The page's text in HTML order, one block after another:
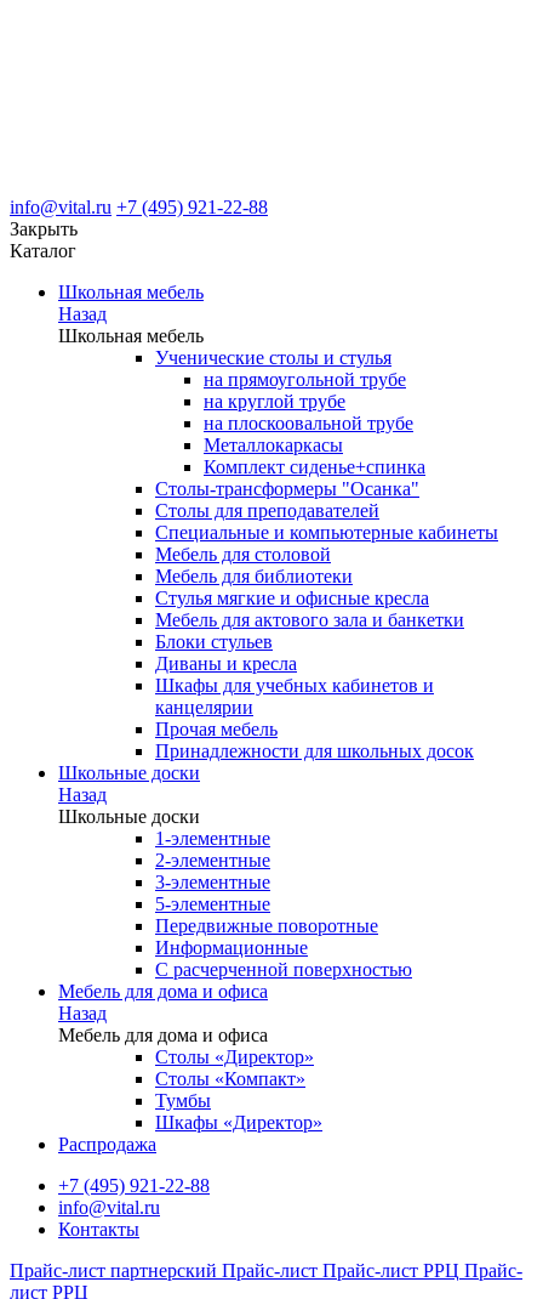
info@vital.ru +7 (495) 921-22-88
Закрыть
Каталог
Школьная мебель
Назад
Школьная мебель
Ученические столы и стулья
на прямоугольной трубе
на круглой трубе
на плоскоовальной трубе
Металлокаркасы
Комплект сиденье+спинка
Столы-трансформеры "Осанка"
Столы для преподавателей
Специальные и компьютерные кабинеты
Мебель для столовой
Мебель для библиотеки
Стулья мягкие и офисные кресла
Мебель для актового зала и банкетки
Блоки стульев
Диваны и кресла
Шкафы для учебных кабинетов и
канцелярии
Прочая мебель
Принадлежности для школьных досок
Школьные доски
Назад
Школьные доски
1-элементные
2-элементные
3-элементные
5-элементные
Передвижные поворотные
Информационные
С расчерченной поверхностью
Мебель для дома и офиса
Назад
Мебель для дома и офиса
Столы «Директор»
Столы «Компакт»
Тумбы
Шкафы «Директор»
Распродажа
+7 (495) 921-22-88
info@vital.ru
Контакты
Прайс-лист партнерский Прайс-лист Прайс-лист РРЦ Прайс-
лист РРЦ